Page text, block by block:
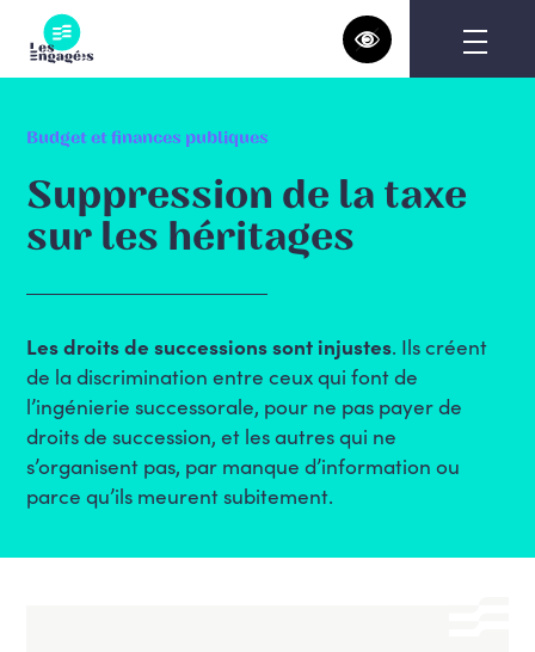
content
Budget et finances publiques
Suppression de la taxe
sur les héritages
Les droits de successions sont injustes. Ils créent
de la discrimination entre ceux qui font de
l’ingénierie successorale, pour ne pas payer de
droits de succession, et les autres qui ne
s’organisent pas, par manque d’information ou
parce qu’ils meurent subitement.